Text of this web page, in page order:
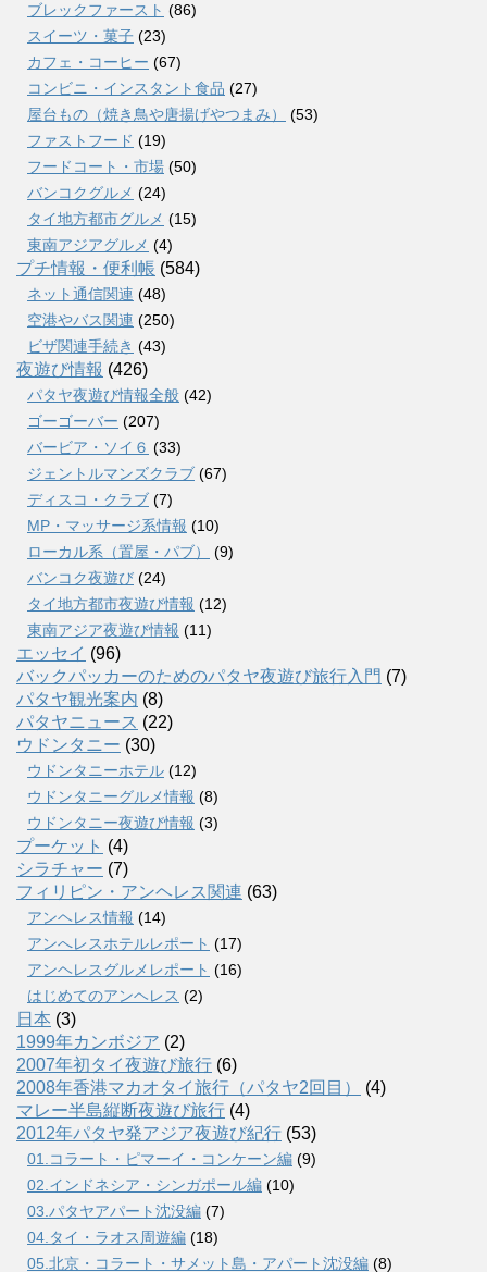
ブレックファースト (86)
スイーツ・菓子 (23)
カフェ・コーヒー (67)
コンビニ・インスタント食品 (27)
屋台もの（焼き鳥や唐揚げやつまみ）
(53)
ファストフード (19)
フードコート・市場 (50)
バンコクグルメ (24)
タイ地方都市グルメ (15)
東南アジアグルメ (4)
プチ情報・便利帳 (584)
ネット通信関連 (48)
空港やバス関連 (250)
ビザ関連手続き (43)
夜遊び情報 (426)
パタヤ夜遊び情報全般 (42)
ゴーゴーバー (207)
バービア・ソイ６ (33)
ジェントルマンズクラブ (67)
ディスコ・クラブ (7)
MP・マッサージ系情報 (10)
ローカル系（置屋・パブ）
(9)
バンコク夜遊び (24)
タイ地方都市夜遊び情報 (12)
東南アジア夜遊び情報 (11)
エッセイ (96)
バックパッカーのためのパタヤ夜遊び旅行入門 (7)
パタヤ観光案内 (8)
パタヤニュース (22)
ウドンタニー (30)
ウドンタニーホテル (12)
ウドンタニーグルメ情報 (8)
ウドンタニー夜遊び情報 (3)
プーケット (4)
シラチャー (7)
フィリピン・アンヘレス関連 (63)
アンヘレス情報 (14)
アンへレスホテルレポート (17)
アンヘレスグルメレポート (16)
はじめてのアンヘレス (2)
日本 (3)
1999年カンボジア (2)
2007年初タイ夜遊び旅行 (6)
2008年香港マカオタイ旅行（パタヤ2回目）
(4)
マレー半島縦断夜遊び旅行 (4)
2012年パタヤ発アジア夜遊び紀行 (53)
01.コラート・ピマーイ・コンケーン編 (9)
02.インドネシア・シンガポール編 (10)
03.パタヤアパート沈没編 (7)
04.タイ・ラオス周遊編 (18)
05.北京・コラート・サメット島・アパート沈没編 (8)